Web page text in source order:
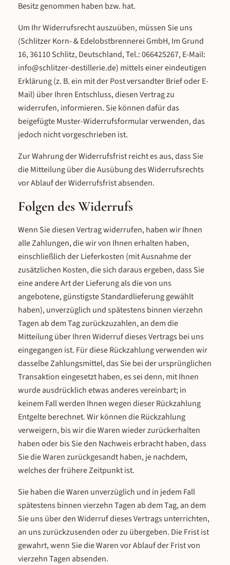
Besitz genommen haben bzw. hat.
Um Ihr Widerrufsrecht auszuüben, müssen Sie uns
(Schlitzer Korn- & Edelobstbrennerei GmbH, Im Grund
16, 36110 Schlitz, Deutschland, Tel.: 066425267, E-Mail:
info@schlitzer-destillerie.de) mittels einer eindeutigen
Erklärung (z. B. ein mit der Post versandter Brief oder E-
Mail) über Ihren Entschluss, diesen Vertrag zu
widerrufen, informieren. Sie können dafür das
beigefügte Muster-Widerrufsformular verwenden, das
jedoch nicht vorgeschrieben ist.
Zur Wahrung der Widerrufsfrist reicht es aus, dass Sie
die Mitteilung über die Ausübung des Widerrufsrechts
vor Ablauf der Widerrufsfrist absenden.
Folgen des Widerrufs
Wenn Sie diesen Vertrag widerrufen, haben wir Ihnen
alle Zahlungen, die wir von Ihnen erhalten haben,
einschließlich der Lieferkosten (mit Ausnahme der
zusätzlichen Kosten, die sich daraus ergeben, dass Sie
eine andere Art der Lieferung als die von uns
angebotene, günstigste Standardlieferung gewählt
haben), unverzüglich und spätestens binnen vierzehn
Tagen ab dem Tag zurückzuzahlen, an dem die
Mitteilung über Ihren Widerruf dieses Vertrags bei uns
eingegangen ist. Für diese Rückzahlung verwenden wir
dasselbe Zahlungsmittel, das Sie bei der ursprünglichen
Transaktion eingesetzt haben, es sei denn, mit Ihnen
wurde ausdrücklich etwas anderes vereinbart; in
keinem Fall werden Ihnen wegen dieser Rückzahlung
Entgelte berechnet. Wir können die Rückzahlung
verweigern, bis wir die Waren wieder zurückerhalten
haben oder bis Sie den Nachweis erbracht haben, dass
Sie die Waren zurückgesandt haben, je nachdem,
welches der frühere Zeitpunkt ist.
Sie haben die Waren unverzüglich und in jedem Fall
spätestens binnen vierzehn Tagen ab dem Tag, an dem
Sie uns über den Widerruf dieses Vertrags unterrichten,
an uns zurückzusenden oder zu übergeben. Die Frist ist
gewahrt, wenn Sie die Waren vor Ablauf der Frist von
vierzehn Tagen absenden.